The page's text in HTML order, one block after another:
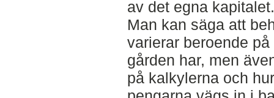
av det egna kapitalet.
Man kan säga att
varierar beroende
gården har, men
på kalkylerna och